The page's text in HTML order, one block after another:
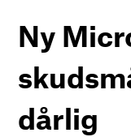
Ny
dårlig